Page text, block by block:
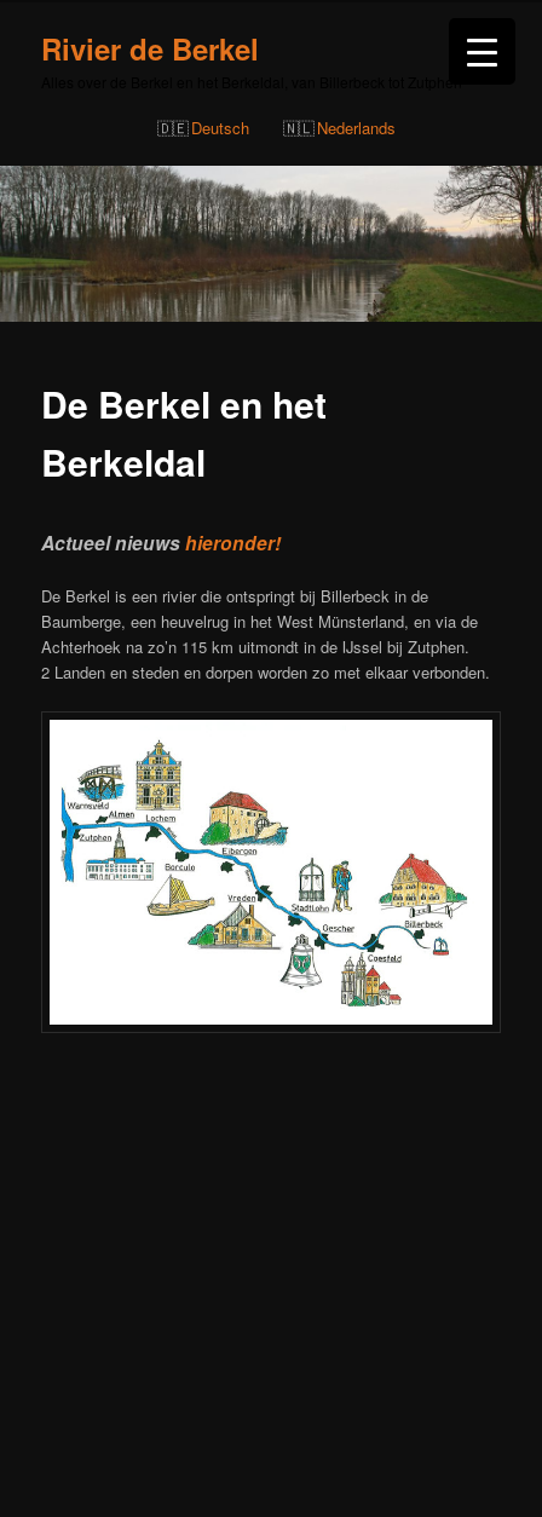
Rivier de Berkel
Deutsch Nederlands
De Berkel en het
Berkeldal
Actueel nieuwshieronder!
De Berkel is een rivier die ontspringt bij Billerbeck in de
Baumberge, een heuvelrug in het West Münsterland, en via de
Achterhoek na zo’n 115 km uitmondt in de IJssel bij Zutphen.
2 Landen en steden en dorpen worden zo met elkaar verbonden.